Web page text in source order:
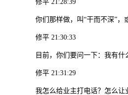
修平 21:28:39
你们那样做，叫“干而不深”
修平 21:30:33
目前，你们要问一下：我有什
修平 21:31:29
我怎么给业主打电话？怎么